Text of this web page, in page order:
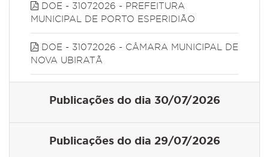
DOE - 31072026 - PREFEITURA
MUNICIPAL DE PORTO ESPERIDIÃO
DOE - 31072026 - CÂMARA MUNICIPAL DE
NOVA UBIRATÃ
Publicações do dia 30/07/2026
Publicações do dia 29/07/2026